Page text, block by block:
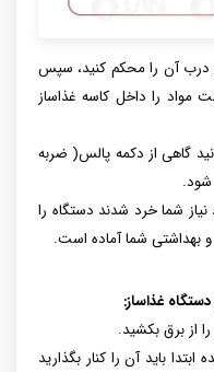
درب آن را محکم کنید، سپس
مواد را داخل کاسه غذاساز
گاهی از دکمه پالس( ضربه
شود.
شما خرد شدند دستگاه را
شما آماده است.
غذاساز:
از برق بکشید.
باید آن را کنار بگذارید